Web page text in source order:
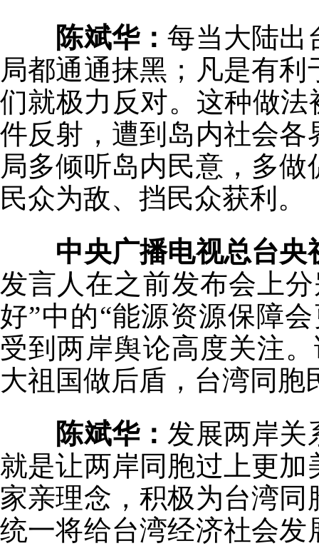
陈斌华：每当大陆出
局都通通抹黑；凡是有
们就极力反对。这种做
件反射，遭到岛内社会
局多倾听岛内民意，多
民众为敌、挡民众获利。
中央广播电视总台
发言人在之前发布会上
好”中的“能源资源保障
受到两岸舆论高度关注
大祖国做后盾，台湾同胞
陈斌华： 发展两岸关
就是让两岸同胞过上更
家亲理念，积极为台湾
统一将给台湾经济社会